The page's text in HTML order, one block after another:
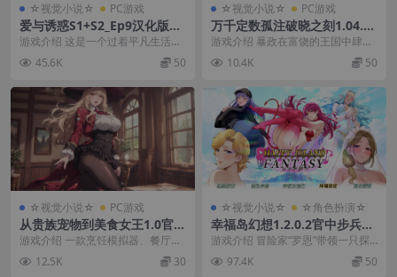
☆视觉小说☆ PC游戏
爱与诱惑S1+S2_Ep9汉化版
【PC+安卓+欧美全家桶SLG/
神级建模】/Love And Temp
tation【9.8G】
游戏介绍 这是一个过着平凡生活的
年轻人的故事。 然而，当一个名叫
莎拉的女人拜访他...
45.6K 50
☆视觉小说☆ PC游戏
万千定数孤注破晓之刻1.04.00
20官方中文版【PC+安卓模拟
器+日式精品RPG/新作】/百千
の定にかわたれし剋【7.87
游戏介绍 暴政在富饶的王国中肆
虐。 为了探寻骑士团征税背后的真
相而奋起的平民百姓...
10.4K 50
☆视觉小说☆ PC游戏
从贵族宠物到美食女王1.0官中
步兵完结版【PC+安卓Joi+漫
画风模拟SLG/精品沙盒+画廊
全开】/From Aristocrat's P
游戏介绍 一款烹饪模拟器、餐厅管
理游戏，还有超美的凯瑟琳！学习
烹饪，解锁全新食谱...
12.5K 30
☆视觉小说☆ ☆角色扮演☆
幸福岛幻想1.2.0.2官中步兵版
+All DLC【PC+安卓模拟器
+亚洲SLG/RPG/精品沙盒+全
CG存档】/快乐岛幻想/Happy
游戏介绍 冒险家“罗恩”带领一只探
险小队，调查常年风暴肆虐的漩涡
中心，结果探险船...
97.4K 50